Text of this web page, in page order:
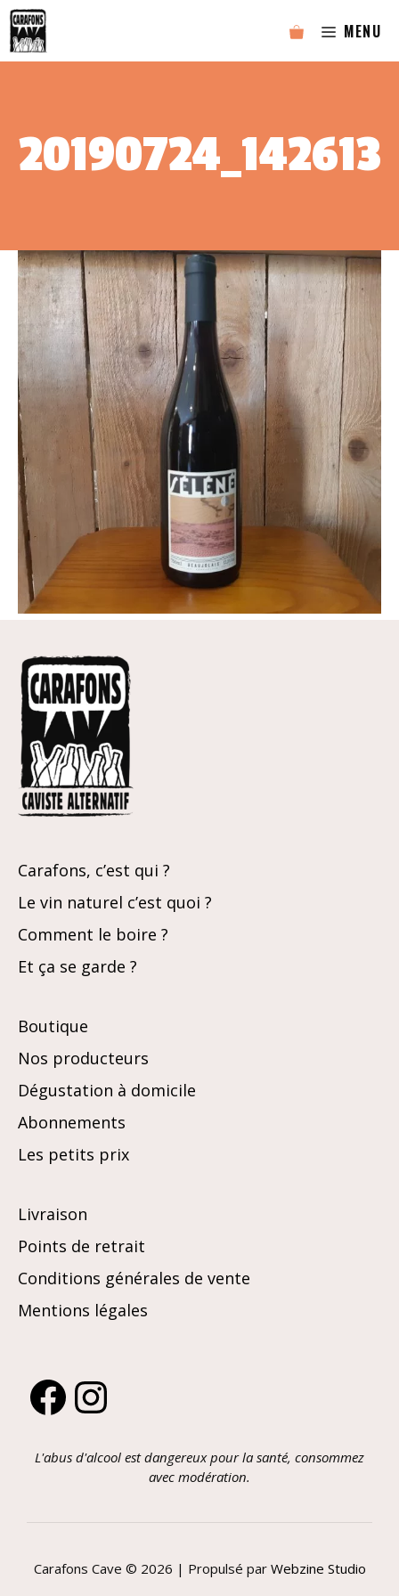
Aller
au
contenu
MENU
20190724_142613
Carafons, c’est qui ?
Le vin naturel c’est quoi ?
Comment le boire ?
Et ça se garde ?
Boutique
Nos producteurs
Dégustation à domicile
Abonnements
Les petits prix
Livraison
Points de retrait
Conditions générales de vente
Mentions légales
FacebookInstagram
L'abus d'alcool est dangereux pour la santé, consommez
avec modération.
Carafons Cave © 2026 | Propulsé par Webzine Studio